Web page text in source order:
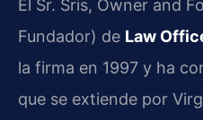
El Sr. Sris, Owner and
Fundador) de Law
la firma en 1997 y ha
que se extiende por